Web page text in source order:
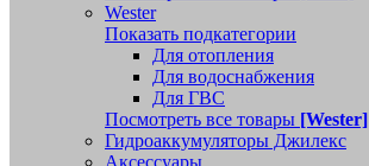
Wester
Показать подкатегории
Для отопления
Для водоснабжения
Для ГВС
Посмотреть все товары [Wester]
Гидроаккумуляторы Джилекс
Аксессуары